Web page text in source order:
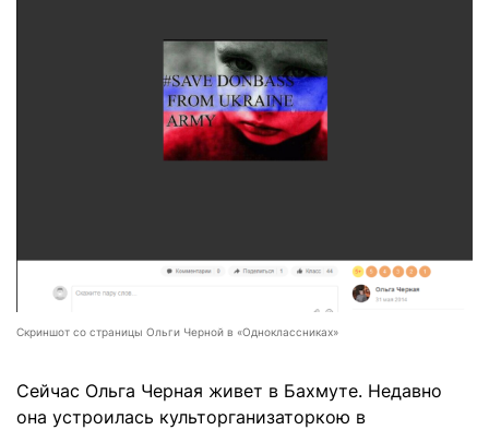
Скриншот со страницы Ольги Черной в «Одноклассниках»
Сейчас Ольга Черная живет в Бахмуте. Недавно
она устроилась культорганизаторкою в